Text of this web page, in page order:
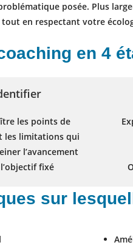
posée. Plus
en respectant votre
en 4
les points de
les limitations qui
l’avancement
fixé
sur